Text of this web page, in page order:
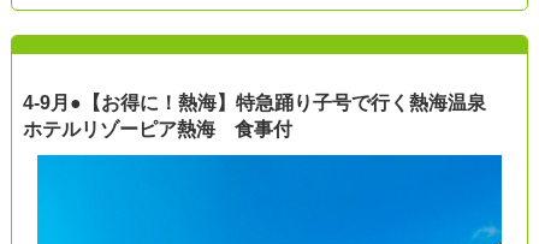
4-9月●【お得に！熱海】特急踊り子号で行く熱海温泉
ホテルリゾーピア熱海 食事付